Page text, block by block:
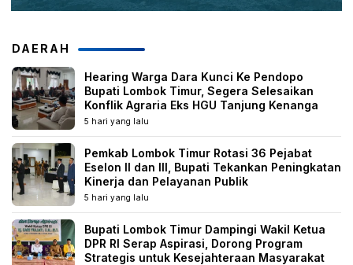
DAERAH
Hearing Warga Dara Kunci Ke Pendopo
Bupati Lombok Timur, Segera Selesaikan
Konflik Agraria Eks HGU Tanjung Kenanga
5 hari yang lalu
Pemkab Lombok Timur Rotasi 36 Pejabat
Eselon II dan III, Bupati Tekankan Peningkatan
Kinerja dan Pelayanan Publik
5 hari yang lalu
Bupati Lombok Timur Dampingi Wakil Ketua
DPR RI Serap Aspirasi, Dorong Program
Strategis untuk Kesejahteraan Masyarakat